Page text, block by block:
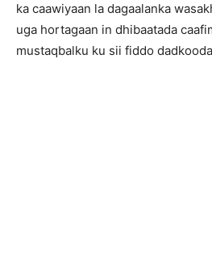
ka caawiyaan la dagaalanka
uga hortagaan in dhibaatada
mustaqbalku ku sii fiddo